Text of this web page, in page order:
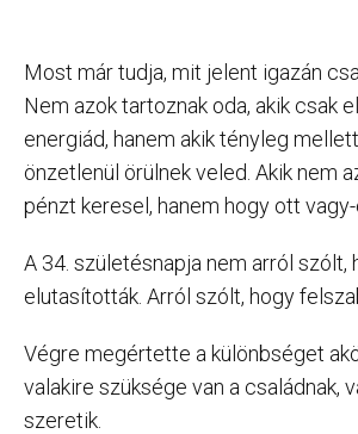
Most már tudja, mit jelent igazán
Nem azok tartoznak oda, akik csak
energiád, hanem akik tényleg
önzetlenül örülnek veled. Akik nem
pénzt keresel, hanem hogy ott vagy-
A 34. születésnapja nem arról szólt,
elutasították. Arról szólt, hogy
Végre megértette a különbséget
valakire szüksége van a családnak,
szeretik.